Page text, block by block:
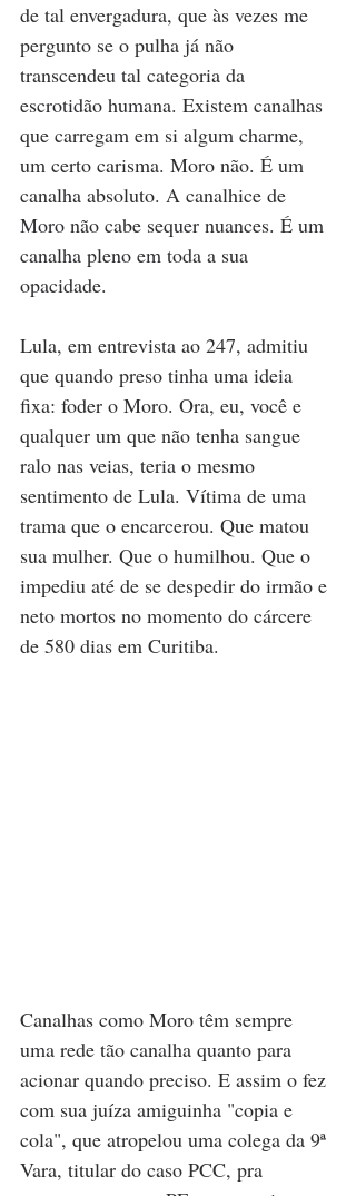
de tal envergadura, que às vezes me
pergunto se o pulha já não
transcendeu tal categoria da
escrotidão humana. Existem canalhas
que carregam em si algum charme,
um certo carisma. Moro não. É um
canalha absoluto. A canalhice de
Moro não cabe sequer nuances. É um
canalha pleno em toda a sua
opacidade.
Lula, em entrevista ao 247, admitiu
que quando preso tinha uma ideia
fixa: foder o Moro. Ora, eu, você e
qualquer um que não tenha sangue
ralo nas veias, teria o mesmo
sentimento de Lula. Vítima de uma
trama que o encarcerou. Que matou
sua mulher. Que o humilhou. Que o
impediu até de se despedir do irmão e
neto mortos no momento do cárcere
de 580 dias em Curitiba.
Canalhas como Moro têm sempre
uma rede tão canalha quanto para
acionar quando preciso. E assim o fez
com sua juíza amiguinha "copia e
cola", que atropelou uma colega da 9ª
Vara, titular do caso PCC, pra